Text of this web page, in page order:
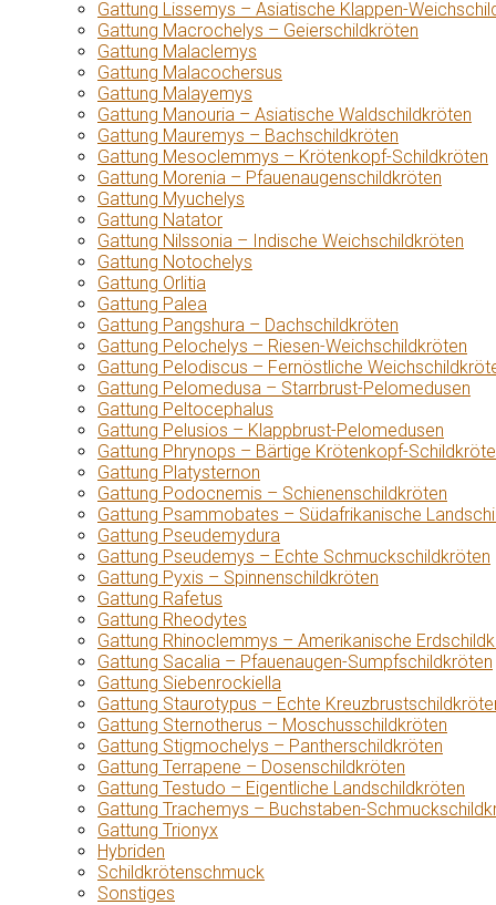
Gattung Lissemys – Asiatische Klappen-
Gattung Macrochelys – Geierschildkröten
Gattung Malaclemys
Gattung Malacochersus
Gattung Malayemys
Gattung Manouria – Asiatische Waldschildkröten
Gattung Mauremys – Bachschildkröten
Gattung Mesoclemmys – Krötenkopf-Schildkröten
Gattung Morenia – Pfauenaugenschildkröten
Gattung Myuchelys
Gattung Natator
Gattung Nilssonia – Indische Weichschildkröten
Gattung Notochelys
Gattung Orlitia
Gattung Palea
Gattung Pangshura – Dachschildkröten
Gattung Pelochelys – Riesen-Weichschildkröten
Gattung Pelodiscus – Fernöstliche
Gattung Pelomedusa – Starrbrust-Pelomedusen
Gattung Peltocephalus
Gattung Pelusios – Klappbrust-Pelomedusen
Gattung Phrynops – Bärtige Krötenkopf-
Gattung Platysternon
Gattung Podocnemis – Schienenschildkröten
Gattung Psammobates – Südafrikanische
Gattung Pseudemydura
Gattung Pseudemys – Echte Schmuckschildkröten
Gattung Pyxis – Spinnenschildkröten
Gattung Rafetus
Gattung Rheodytes
Gattung Rhinoclemmys – Amerikanische
Gattung Sacalia – Pfauenaugen-Sumpfschildkröten
Gattung Siebenrockiella
Gattung Staurotypus – Echte
Gattung Sternotherus – Moschusschildkröten
Gattung Stigmochelys – Pantherschildkröten
Gattung Terrapene – Dosenschildkröten
Gattung Testudo – Eigentliche Landschildkröten
Gattung Trachemys – Buchstaben-
Gattung Trionyx
Hybriden
Schildkrötenschmuck
Sonstiges